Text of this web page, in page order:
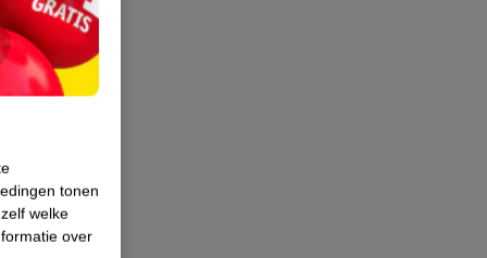
tonen
welke
over